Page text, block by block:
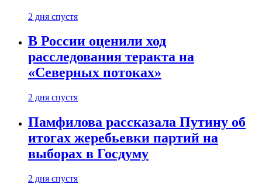
2 дня спустя
В России оценили ход
расследования теракта на
«Северных потоках»
2 дня спустя
Памфилова рассказала Путину об
итогах жеребьевки партий на
выборах в Госдуму
2 дня спустя